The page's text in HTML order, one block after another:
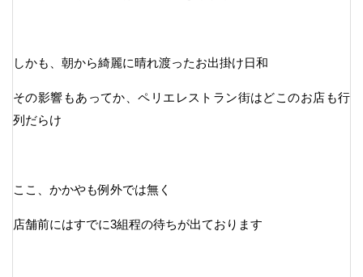
しかも、朝から綺麗に晴れ渡ったお出掛け日和
その影響もあってか、ペリエレストラン街はどこのお店も行
列だらけ
ここ、かかやも例外では無く
店舗前にはすでに3組程の待ちが出ております